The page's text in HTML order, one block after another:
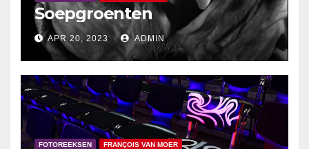
Soepgroenten
APR 20, 2023 ADMIN
FOTOREEKSEN FRANÇOIS VAN MOER